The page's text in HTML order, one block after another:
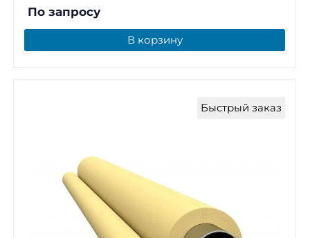
По запросу
В корзину
Быстрый заказ